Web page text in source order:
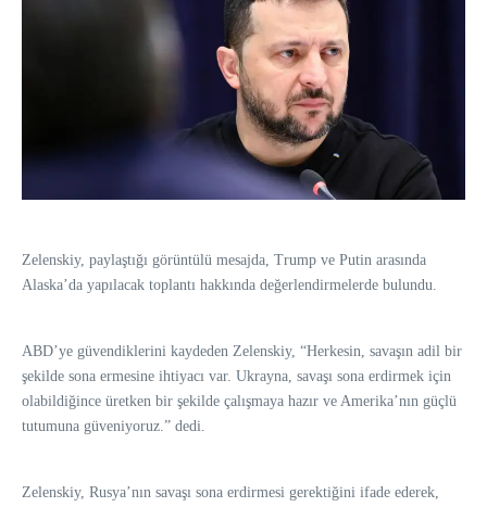
Zelenskiy, paylaştığı görüntülü mesajda, Trump ve Putin arasında
Alaska’da yapılacak toplantı hakkında değerlendirmelerde bulundu.
ABD’ye güvendiklerini kaydeden Zelenskiy, “Herkesin, savaşın adil bir
şekilde sona ermesine ihtiyacı var. Ukrayna, savaşı sona erdirmek için
olabildiğince üretken bir şekilde çalışmaya hazır ve Amerika’nın güçlü
tutumuna güveniyoruz.” dedi.
Zelenskiy, Rusya’nın savaşı sona erdirmesi gerektiğini ifade ederek,